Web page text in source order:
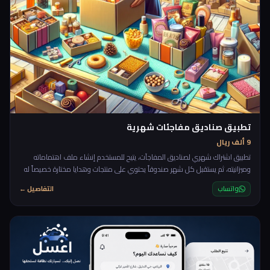
تطبيق صناديق مفاجئات شهرية
9 ألف ريال
تطبيق اشتراك شهري لصناديق المفاجآت، يتيح للمستخدم إنشاء ملف اهتماماته
وميزانيته، ثم يستقبل كل شهر صندوقاً يحتوي على منتجات وهدايا مختارة خصيصاً له
دون معرفة المحتوى مسبقاً. التجربة تجمع بين عنصر التشويق، التخصيص، ومتعة
الاكتشاف، مع إمكانية تقييم الصناديق لتحسين الاختيارات القادمة. 🎁✨
واتساب التفاصيل ←